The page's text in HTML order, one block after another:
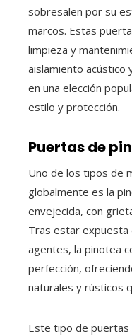
sobresalen por su
marcos. Estas
limpieza y
aislamiento acústico
en una elección
estilo y protección.
Puertas de
Uno de los tipos de
globalmente es la
envejecida, con
Tras estar expuesta
agentes, la pinotea
perfección,
naturales y rústicos
Este tipo de puertas